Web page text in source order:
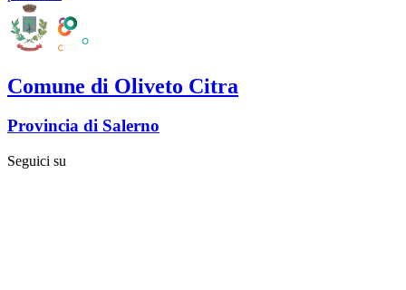
Comune di Oliveto Citra
Provincia di Salerno
Seguici su